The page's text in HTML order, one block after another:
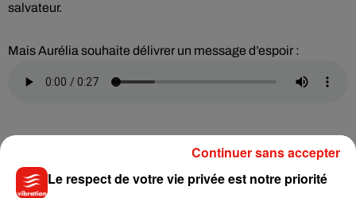
salvateur.
Mais Aurélia souhaite délivrer un message d’espoir :
Le lancement officiel de l’association Bouger l’autisme 41
aura lieu ce vendredi 30 septembre, salle Tri’Postal à Vineuil.
Les personnes souhaitant y participer sont invitées à
Le respect de votre vie privée est notre priorité
Continuer sans accepter